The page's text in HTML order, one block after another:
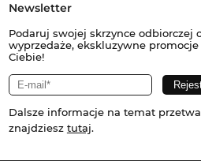
Newsletter
Podaruj swojej skrzynce odbiorczej
wyprzedaże, ekskluzywne
Ciebie!
Dalsze informacje na temat
znajdziesz tutaj.